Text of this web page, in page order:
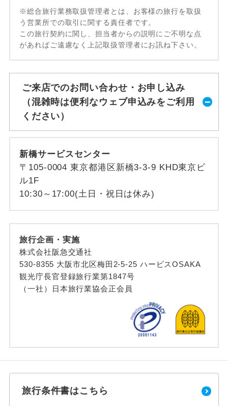
※総合旅行業務取扱管理者とは、お客様の旅行を取扱
う営業所での取引に関する責任者です。
この旅行契約に関し、担当者からの説明にご不明な点
があればご遠慮なく上記取扱管理者にお訊ね下さい。
ご来店でのお問い合わせ・お申し込み
（混雑時は便利なウェブ申込みをご利用
ください）
新橋サービスセンター
〒105-0004 東京都港区新橋3-3-9 KHD東京ビ
ル1F
10:30～17:00(土日・祝日は休み)
旅行企画・実施
株式会社阪急交通社
530-8355 大阪市北区梅田2-5-25 ハービスOSAKA
観光庁長官登録旅行業第1847号
（一社）日本旅行業協会正会員
旅行条件書はこちら